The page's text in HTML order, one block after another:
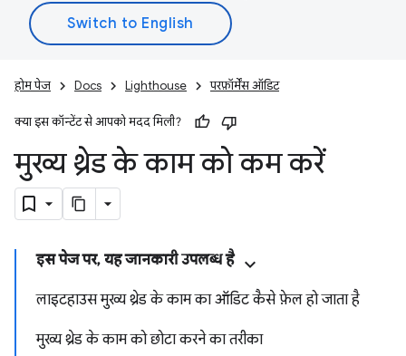
होम पेज Docs Lighthouse परफ़ॉर्मेंस ऑडिट
क्या इस कॉन्टेंट से आपको मदद मिली?
मुख्य थ्रेड के काम को कम करें
इस पेज पर, यह जानकारी उपलब्ध है
लाइटहाउस मुख्य थ्रेड के काम का ऑडिट कैसे फ़ेल हो जाता है
मुख्य थ्रेड के काम को छोटा करने का तरीका